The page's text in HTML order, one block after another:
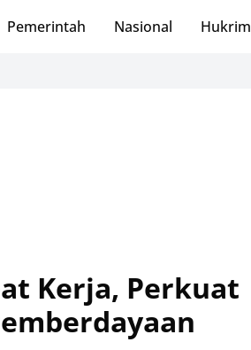
Pemerintah Nasional Hukrim
Kerja, Perkuat